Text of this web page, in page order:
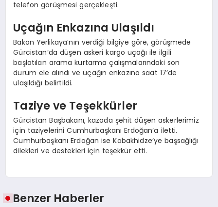
telefon görüşmesi gerçekleşti.
Uçağın Enkazına Ulaşıldı
Bakan Yerlikaya’nın verdiği bilgiye göre, görüşmede
Gürcistan’da düşen askeri kargo uçağı ile ilgili
başlatılan arama kurtarma çalışmalarındaki son
durum ele alındı ve uçağın enkazına saat 17’de
ulaşıldığı belirtildi.
Taziye ve Teşekkürler
Gürcistan Başbakanı, kazada şehit düşen askerlerimiz
için taziyelerini Cumhurbaşkanı Erdoğan’a iletti.
Cumhurbaşkanı Erdoğan ise Kobakhidze’ye başsağlığı
dilekleri ve destekleri için teşekkür etti.
Benzer Haberler